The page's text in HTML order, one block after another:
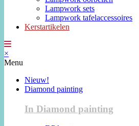
Lampwork sets
Lampwork tafelaccessoires
Kerstartikelen
×
Menu
Nieuw!
Diamond painting
In Diamond painting